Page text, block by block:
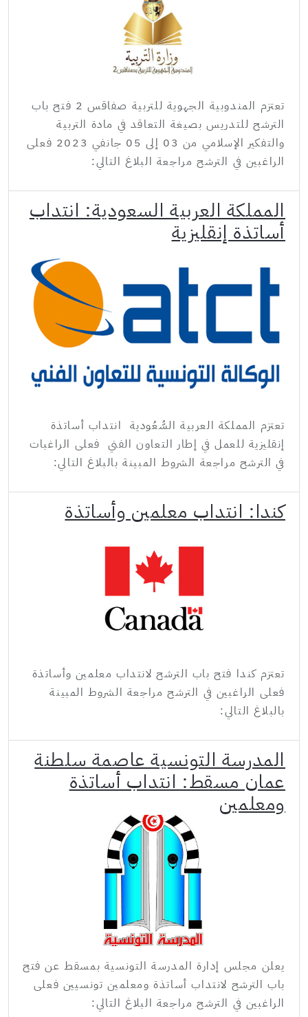
تعتزم المندوبية الجهوية للتربية صفاقس 2 فتح باب
الترشح للتدريس بصيغة التعاقد في مادة التربية
والتفكير الإسلامي من 03 إلى 05 جانفي 2023 فعلى
الراغبين في الترشح مراجعة البلاغ التالي:
المملكة العربية السعودية: انتداب
أساتذة إنقليزية
تعتزم المملكة العربية السُّعُودية انتداب أساتذة
إنقليزية للعمل في إطار التعاون الفني فعلى الراغبات
في الترشح مراجعة الشروط المبينة بالبلاغ التالي:
كندا: انتداب معلمين وأساتذة
تعتزم كندا فتح باب الترشح لانتداب معلمين وأساتذة
فعلى الراغبين في الترشح مراجعة الشروط المبينة
بالبلاغ التالي:
المدرسة التونسية عاصمة سلطنة
عمان مسقط: انتداب أساتذة
ومعلمين
يعلن مجلس إدارة المدرسة التونسية بمسقط عن فتح
باب الترشح لانتداب أساتذة ومعلمين تونسيين فعلى
الراغبين في الترشح مراجعة البلاغ التالي: